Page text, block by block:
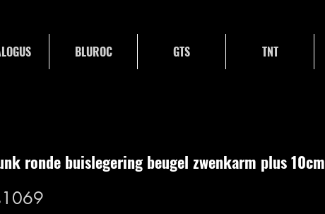
BLUROC GTS TNT
ronde buislegering beugel zwenkarm plus 10cm